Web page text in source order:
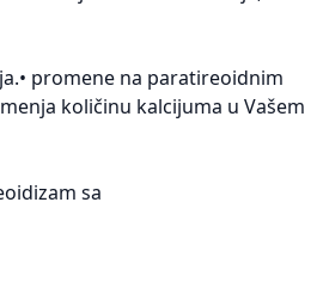
promene na paratireoidnim
količinu kalcijuma u Vašem
sa